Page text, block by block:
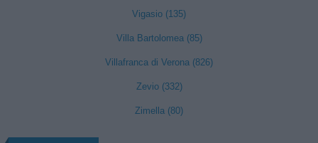
Vigasio (135)
Villa Bartolomea (85)
Villafranca di Verona (826)
Zevio (332)
Zimella (80)